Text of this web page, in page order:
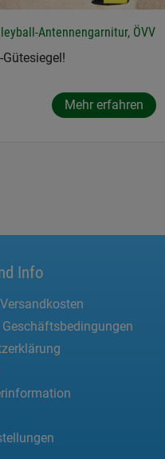
Antennengarnitur, ÖVV
Gütesiegel!
Mehr erfahren
Info